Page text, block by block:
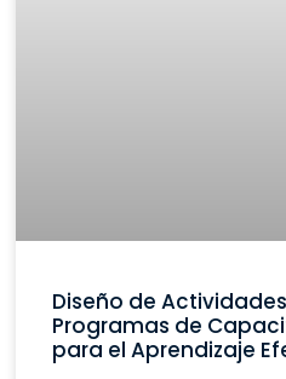
Diseño de
Programas de
para el Aprendizaje